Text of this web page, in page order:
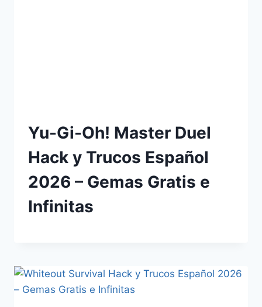
Yu-Gi-Oh! Master Duel
Hack y Trucos Español
2026 – Gemas Gratis e
Infinitas